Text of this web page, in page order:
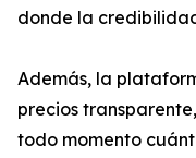
donde la
Además, la
precios
todo momento